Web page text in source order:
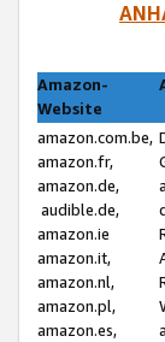
Amazon-
Website
amazon.com.be,
amazon.fr,
amazon.de,
audible.de,
amazon.ie
amazon.it,
amazon.nl,
amazon.pl,
amazon.es,